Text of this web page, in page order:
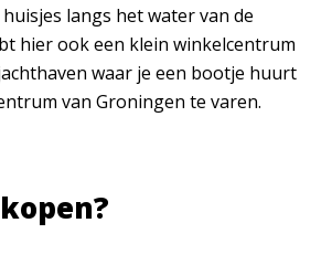
langs het water van de
hier ook een klein winkelcentrum
waar je een bootje huurt
van Groningen te varen.